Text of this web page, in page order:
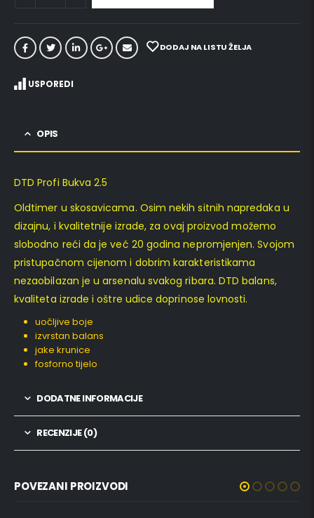
DODAJ NA LISTU ŽELJA
USPOREDI
OPIS
DTD Profi Bukva 2.5
Oldtimer u skosavicama. Osim nekih sitnih napredaka u
dizajnu, i kvalitetnije izrade, za ovaj proizvod možemo
slobodno reći da je već 20 godina nepromjenjen. Svojom
pristupačnom cijenom i dobrim karakteristikama
nezaobilazan je u arsenalu svakog ribara. DTD balans,
kvaliteta izrade i oštre udice doprinose lovnosti.
uočljive boje
izvrstan balans
jake krunice
fosforno tijelo
DODATNE INFORMACIJE
RECENZIJE (0)
POVEZANI PROIZVODI